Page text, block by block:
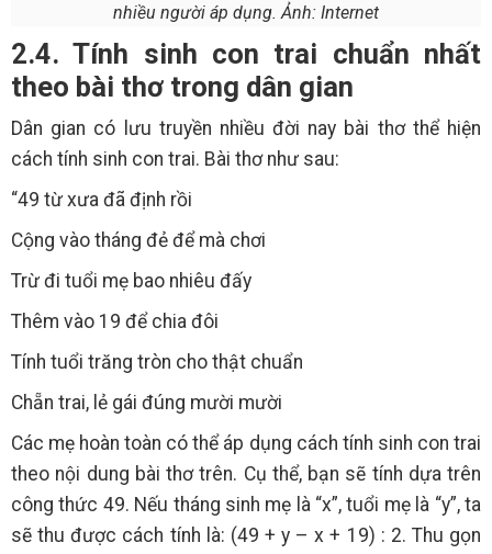
nhiều người áp dụng. Ảnh: Internet
2.4. Tính sinh con trai chuẩn nhất
theo bài thơ trong dân gian
Dân gian có lưu truyền nhiều đời nay bài thơ thể hiện
cách tính sinh con trai. Bài thơ như sau:
“49 từ xưa đã định rồi
Cộng vào tháng đẻ để mà chơi
Trừ đi tuổi mẹ bao nhiêu đấy
Thêm vào 19 để chia đôi
Tính tuổi trăng tròn cho thật chuẩn
Chẵn trai, lẻ gái đúng mười mười
Các mẹ hoàn toàn có thể áp dụng cách tính sinh con trai
theo nội dung bài thơ trên. Cụ thể, bạn sẽ tính dựa trên
công thức 49. Nếu tháng sinh mẹ là “x”, tuổi mẹ là “y”, ta
sẽ thu được cách tính là: (49 + y – x + 19) : 2. Thu gọn